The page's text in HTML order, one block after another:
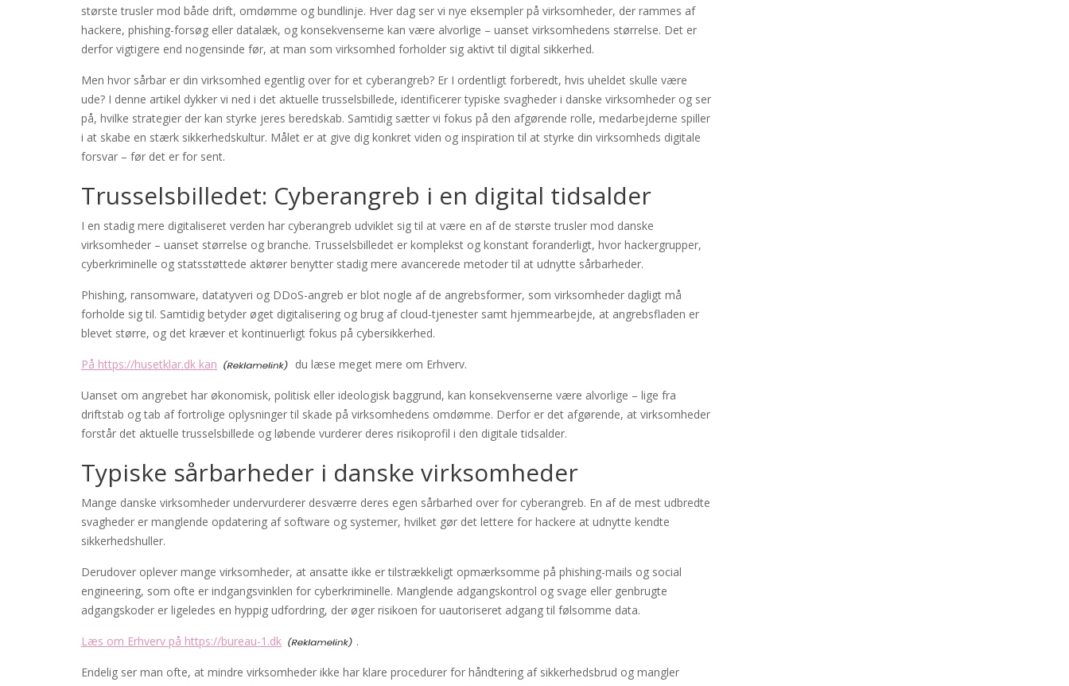
største trusler mod både drift, omdømme og bundlinje. Hver dag ser vi nye eksempler på virksomheder, der rammes af
hackere, phishing-forsøg eller datalæk, og konsekvenserne kan være alvorlige – uanset virksomhedens størrelse. Det er
derfor vigtigere end nogensinde før, at man som virksomhed forholder sig aktivt til digital sikkerhed.
Men hvor sårbar er din virksomhed egentlig over for et cyberangreb? Er I ordentligt forberedt, hvis uheldet skulle være
ude? I denne artikel dykker vi ned i det aktuelle trusselsbillede, identificerer typiske svagheder i danske virksomheder og ser
på, hvilke strategier der kan styrke jeres beredskab. Samtidig sætter vi fokus på den afgørende rolle, medarbejderne spiller
i at skabe en stærk sikkerhedskultur. Målet er at give dig konkret viden og inspiration til at styrke din virksomheds digitale
forsvar – før det er for sent.
Trusselsbilledet: Cyberangreb i en digital tidsalder
I en stadig mere digitaliseret verden har cyberangreb udviklet sig til at være en af de største trusler mod danske
virksomheder – uanset størrelse og branche. Trusselsbilledet er komplekst og konstant foranderligt, hvor hackergrupper,
cyberkriminelle og statsstøttede aktører benytter stadig mere avancerede metoder til at udnytte sårbarheder.
Phishing, ransomware, datatyveri og DDoS-angreb er blot nogle af de angrebsformer, som virksomheder dagligt må
forholde sig til. Samtidig betyder øget digitalisering og brug af cloud-tjenester samt hjemmearbejde, at angrebsfladen er
blevet større, og det kræver et kontinuerligt fokus på cybersikkerhed.
På https://husetklar.dk kan du læse meget mere om Erhverv.
Uanset om angrebet har økonomisk, politisk eller ideologisk baggrund, kan konsekvenserne være alvorlige – lige fra
driftstab og tab af fortrolige oplysninger til skade på virksomhedens omdømme. Derfor er det afgørende, at virksomheder
forstår det aktuelle trusselsbillede og løbende vurderer deres risikoprofil i den digitale tidsalder.
Typiske sårbarheder i danske virksomheder
Mange danske virksomheder undervurderer desværre deres egen sårbarhed over for cyberangreb. En af de mest udbredte
svagheder er manglende opdatering af software og systemer, hvilket gør det lettere for hackere at udnytte kendte
sikkerhedshuller.
Derudover oplever mange virksomheder, at ansatte ikke er tilstrækkeligt opmærksomme på phishing-mails og social
engineering, som ofte er indgangsvinklen for cyberkriminelle. Manglende adgangskontrol og svage eller genbrugte
adgangskoder er ligeledes en hyppig udfordring, der øger risikoen for uautoriseret adgang til følsomme data.
Læs om Erhverv på https://bureau-1.dk .
Endelig ser man ofte, at mindre virksomheder ikke har klare procedurer for håndtering af sikkerhedsbrud og mangler